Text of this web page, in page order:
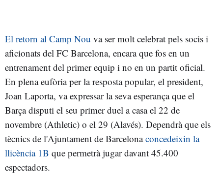
El retorn al Camp Nou va ser molt celebrat pels socis i
aficionats del FC Barcelona, encara que fos en un
entrenament del primer equip i no en un partit oficial.
En plena eufòria per la resposta popular, el president,
Joan Laporta, va expressar la seva esperança que el
Barça disputi el seu primer duel a casa el 22 de
novembre (Athletic) o el 29 (Alavés). Dependrà que els
tècnics de l'Ajuntament de Barcelonaconcedeixin la
llicència 1B que permetrà jugar davant 45.400
espectadors.